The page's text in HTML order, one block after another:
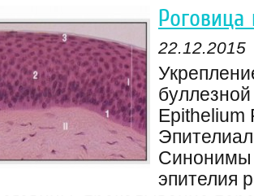
Роговица
22.12.2015
Epithelium
Синонимы
эпителия